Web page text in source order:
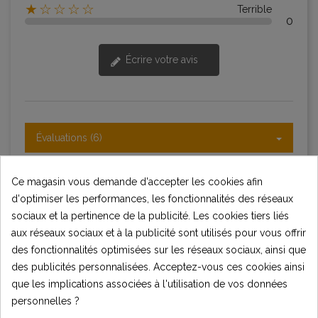
★☆☆☆☆ Terrible
0
Écrire votre avis
Évaluations (6)
Trier par: Dernier
F Francis Martins
Verified purchase
(5.0)
3 ans il y a
Titre
Ce magasin vous demande d'accepter les cookies afin
d'optimiser les performances, les fonctionnalités des réseaux
sociaux et la pertinence de la publicité. Les cookies tiers liés
aux réseaux sociaux et à la publicité sont utilisés pour vous offrir
des fonctionnalités optimisées sur les réseaux sociaux, ainsi que
des publicités personnalisées. Acceptez-vous ces cookies ainsi
que les implications associées à l'utilisation de vos données
personnelles ?